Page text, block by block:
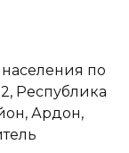
по
Республика
Ардон,